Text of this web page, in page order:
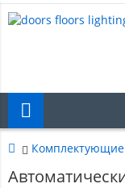
Комплектующие